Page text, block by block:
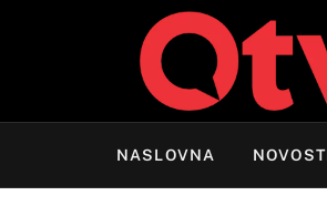
NASLOVNA